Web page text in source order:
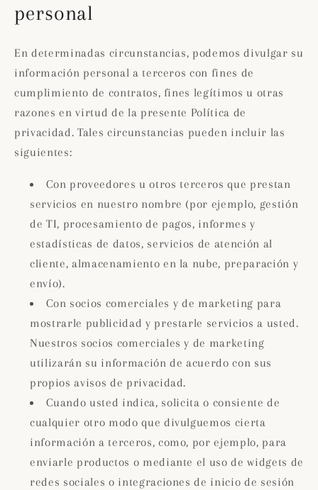
personal
En determinadas circunstancias, podemos divulgar su
información personal a terceros con fines de
cumplimiento de contratos, fines legítimos u otras
razones en virtud de la presente Política de
privacidad. Tales circunstancias pueden incluir las
siguientes:
Con proveedores u otros terceros que prestan
servicios en nuestro nombre (por ejemplo, gestión
de TI, procesamiento de pagos, informes y
estadísticas de datos, servicios de atención al
cliente, almacenamiento en la nube, preparación y
envío).
Con socios comerciales y de marketing para
mostrarle publicidad y prestarle servicios a usted.
Nuestros socios comerciales y de marketing
utilizarán su información de acuerdo con sus
propios avisos de privacidad.
Cuando usted indica, solicita o consiente de
cualquier otro modo que divulguemos cierta
información a terceros, como, por ejemplo, para
enviarle productos o mediante el uso de widgets de
redes sociales o integraciones de inicio de sesión